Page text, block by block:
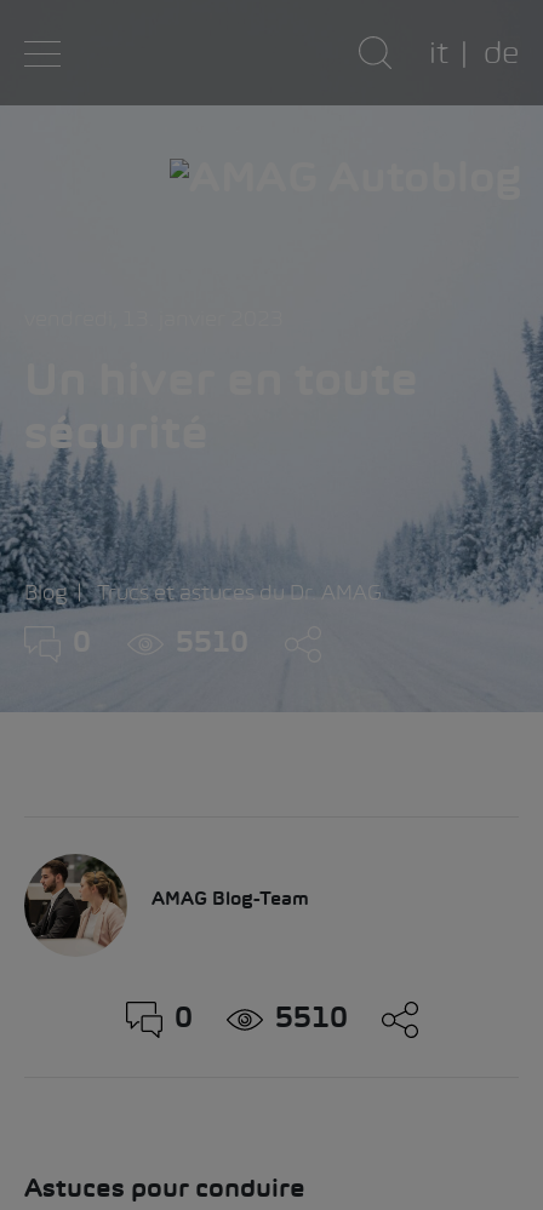
it de
sécurité
Blog Trucs et astuces du Dr. AMAG
AMAG Blog-Team
0 5510
Astuces pour conduire